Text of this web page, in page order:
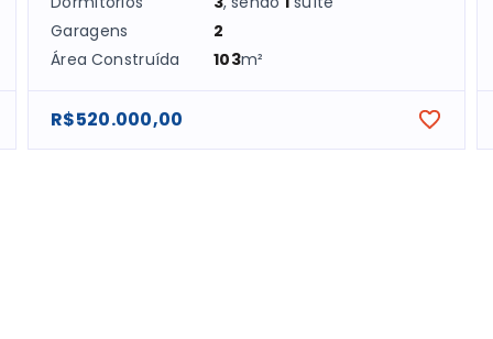
Garagens
2
Área Construída
103m²
R$520.000,00